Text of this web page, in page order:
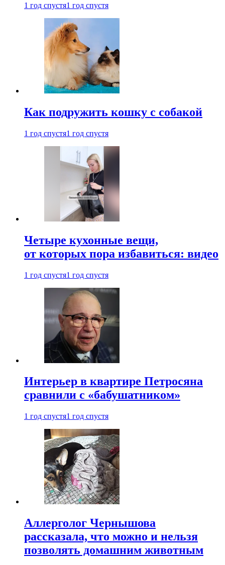
1 год спустя1 год спустя
Как подружить кошку с собакой
1 год спустя1 год спустя
Четыре кухонные вещи,
от которых пора избавиться: видео
1 год спустя1 год спустя
Интерьер в квартире Петросяна
сравнили с «бабушатником»
1 год спустя1 год спустя
Аллерголог Чернышова
рассказала, что можно и нельзя
позволять домашним животным